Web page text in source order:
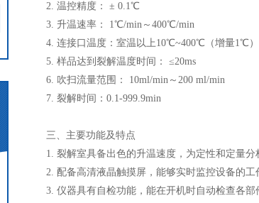
2. 温控精度： ± 0.1℃
3. 升温速率： 1℃/min～400℃/min
4. 连接口温度：室温以上10℃~400℃（增量1℃）
5. 样品达到裂解温度时间： ≤20ms
6. 吹扫流量范围： 10ml/min～200 ml/min
7. 裂解时间：0.1-999.9min
三、主要功能及特点
1. 裂解室具备出色的升温速度，为定性和定量分
2. 配备高清液晶触摸屏，能够实时监控设备的
3. 仪器具有自检功能，能在开机时自动检查各